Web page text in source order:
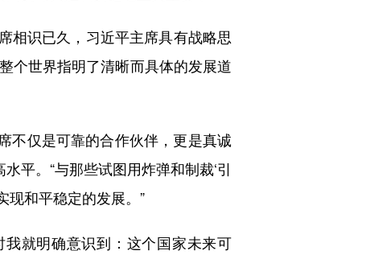
识已久，习近平主席具有战略思
个世界指明了清晰而具体的发展道
仅是可靠的合作伙伴，更是真诚
平。“与那些试图用炸弹和制裁‘引
现和平稳定的发展。”
就明确意识到：这个国家未来可